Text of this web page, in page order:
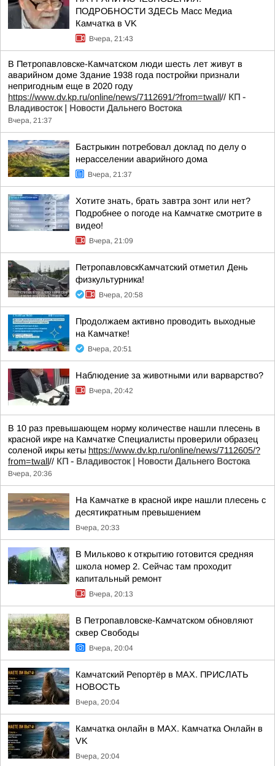
ПОДРОБНОСТИ ЗДЕСЬ Масс Медиа
Камчатка в VK
Вчера, 21:43
В Петропавловске-Камчатском люди шесть лет живут в
аварийном доме Здание 1938 года постройки признали
непригодным еще в 2020 году
https://www.dv.kp.ru/online/news/7112691/?from=twall// КП -
Владивосток | Новости Дальнего Востока
Вчера, 21:37
Бастрыкин потребовал доклад по делу о
нерасселении аварийного дома
Вчера, 21:37
Хотите знать, брать завтра зонт или нет?
Подробнее о погоде на Камчатке смотрите в
видео!
Вчера, 21:09
ПетропавловскКамчатский отметил День
физкультурника!
Вчера, 20:58
Продолжаем активно проводить выходные
на Камчатке!
Вчера, 20:51
Наблюдение за животными или варварство?
Вчера, 20:42
В 10 раз превышающем норму количестве нашли плесень в
красной икре на Камчатке Специалисты проверили образец
соленой икры кеты https://www.dv.kp.ru/online/news/7112605/?
from=twall// КП - Владивосток | Новости Дальнего Востока
Вчера, 20:36
На Камчатке в красной икре нашли плесень с
десятикратным превышением
Вчера, 20:33
В Мильково к открытию готовится средняя
школа номер 2. Сейчас там проходит
капитальный ремонт
Вчера, 20:13
В Петропавловске-Камчатском обновляют
сквер Свободы
Вчера, 20:04
Камчатский Репортёр в MAX. ПРИСЛАТЬ
НОВОСТЬ
Вчера, 20:04
Камчатка онлайн в MAX. Камчатка Онлайн в
VK
Вчера, 20:04